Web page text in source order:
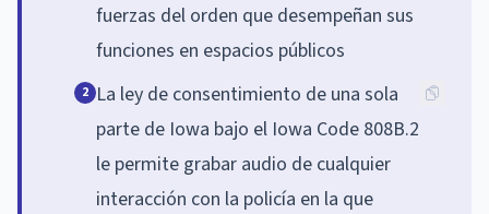
fuerzas del orden que desempeñan sus
funciones en espacios públicos
2 La ley de consentimiento de una sola
parte de Iowa bajo el Iowa Code 808B.2
le permite grabar audio de cualquier
interacción con la policía en la que